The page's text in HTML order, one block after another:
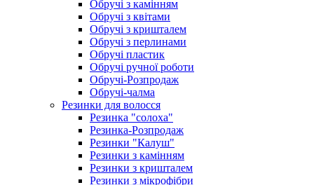
Обручі з камінням
Обручі з квітами
Обручі з кришталем
Обручі з перлинами
Обручі пластик
Обручі ручної роботи
Обручі-Розпродаж
Обручі-чалма
Резинки для волосся
Резинка "солоха"
Резинка-Розпродаж
Резинки "Калуш"
Резинки з камінням
Резинки з кришталем
Резинки з мікрофібри